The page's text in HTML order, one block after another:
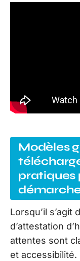
Modèles
pratiques
Lorsqu’il
d’attestation
attentes sont
et